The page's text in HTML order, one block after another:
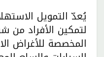
يُعدّ التمويل
لتمكين الأفراد من
المخصصة للأغراض